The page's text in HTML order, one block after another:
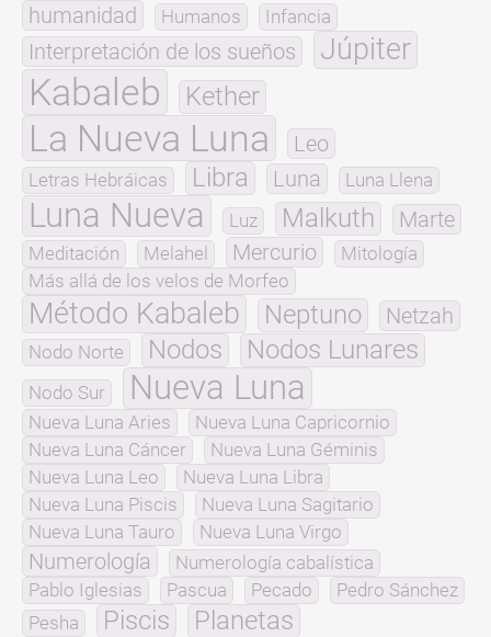
humanidad
Humanos Infancia
Interpretación de los sueños Júpiter
Kabaleb Kether
La Nueva Luna Leo
Letras Hebráicas Libra Luna Luna Llena
Luna Nueva Luz Malkuth Marte
Meditación Melahel Mercurio
Mitología
Más allá de los velos de Morfeo
Método Kabaleb Neptuno Netzah
Nodo Norte Nodos Nodos Lunares
Nodo Sur Nueva Luna
Nueva Luna Aries
Nueva Luna Capricornio
Nueva Luna Cáncer
Nueva Luna Géminis
Nueva Luna Leo
Nueva Luna Libra
Nueva Luna Piscis
Nueva Luna Sagitario
Nueva Luna Tauro
Nueva Luna Virgo
Numerología
Numerología cabalística
Pablo Iglesias
Pascua Pecado
Pedro Sánchez
Pesha
Piscis Planetas